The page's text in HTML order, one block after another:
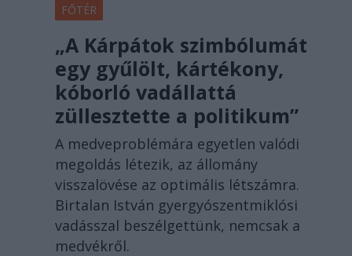
FŐTÉR
„A Kárpátok szimbólumát
egy gyűlölt, kártékony,
kóborló vadállattá
züllesztette a politikum”
A medveproblémára egyetlen valódi
megoldás létezik, az állomány
visszalövése az optimális létszámra.
Birtalan István gyergyószentmiklósi
vadásszal beszélgettünk, nemcsak a
medvékről.